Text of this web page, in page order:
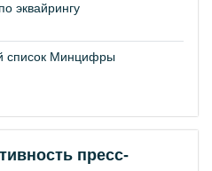
эквайрингу
список Минцифры
пресс-